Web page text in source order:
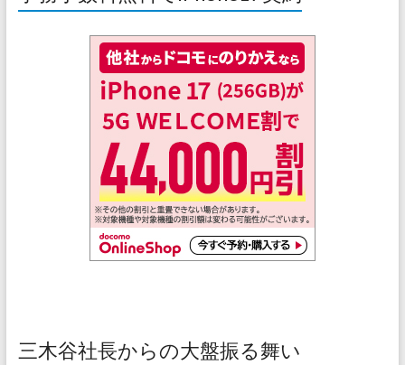
三木谷社長からの大盤振る舞い